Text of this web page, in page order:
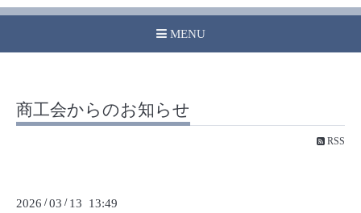
MENU
商工会からのお知らせ
RSS
2026 /03 / 13 13:49